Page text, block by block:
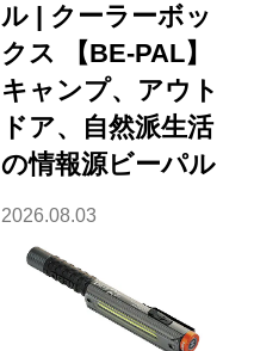
ル | クーラーボッ
クス 【BE-PAL】
キャンプ、アウト
ドア、自然派生活
の情報源ビーパル
2026.08.03